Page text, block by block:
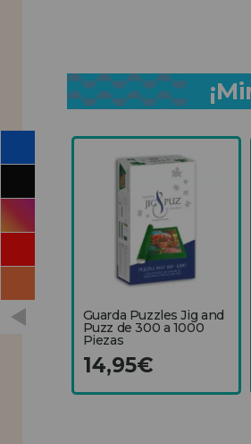
Guarda Puzzles Jig and
Puzz de 300 a 1000
Piezas
14,95€